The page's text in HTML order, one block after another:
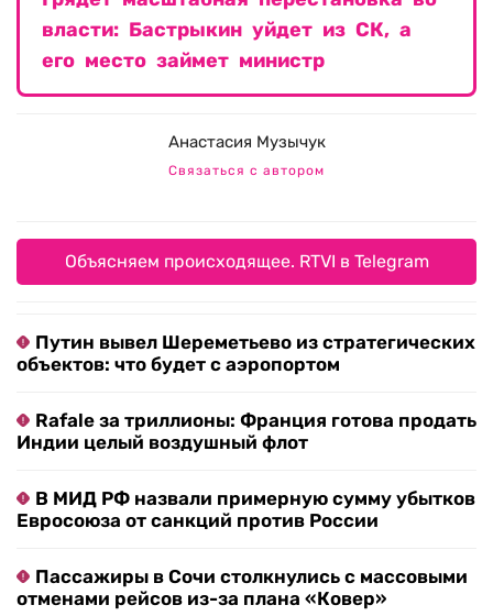
власти: Бастрыкин уйдет из СК, а
его место займет министр
Анастасия Музычук
Связаться с автором
Объясняем происходящее. RTVI в Telegram
Путин вывел Шереметьево из стратегических
объектов: что будет с аэропортом
Rafale за триллионы: Франция готова продать
Индии целый воздушный флот
В МИД РФ назвали примерную сумму убытков
Евросоюза от санкций против России
Пассажиры в Сочи столкнулись с массовыми
отменами рейсов из-за плана «Ковер»